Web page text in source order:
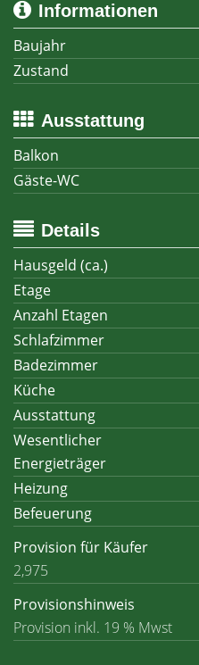
Informationen
Baujahr
Zustand
Ausstattung
Balkon
Gäste-WC
Details
Hausgeld (ca.)
Etage
Anzahl Etagen
Schlafzimmer
Badezimmer
Küche
Ausstattung
Wesentlicher
Energieträger
Heizung
Befeuerung
Provision für Käufer
2,975
Provisionshinweis
Provision inkl. 19 % Mwst